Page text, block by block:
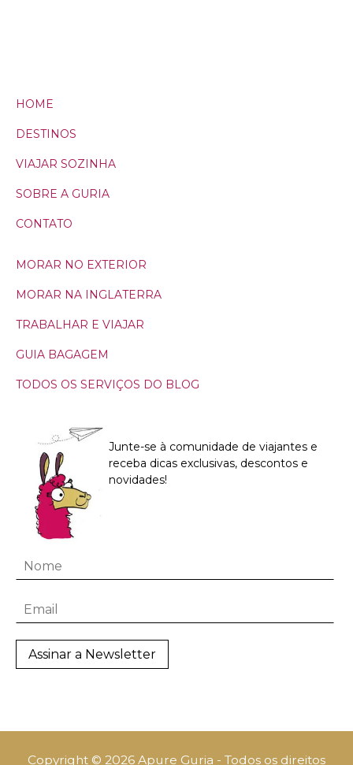
HOME
DESTINOS
VIAJAR SOZINHA
SOBRE A GURIA
CONTATO
MORAR NO EXTERIOR
MORAR NA INGLATERRA
TRABALHAR E VIAJAR
GUIA BAGAGEM
TODOS OS SERVIÇOS DO BLOG
Junte-se à comunidade de viajantes e
receba dicas exclusivas, descontos e
novidades!
Copyright © 2026 Apure Guria - Todos os direitos